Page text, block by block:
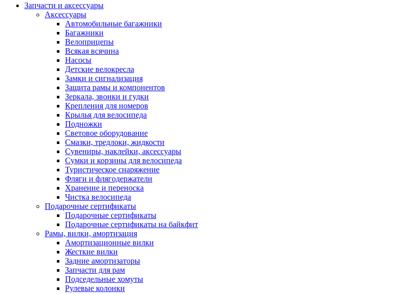
Запчасти и аксессуары
Аксессуары
Автомобильные багажники
Багажники
Велоприцепы
Всякая всячина
Насосы
Детские велокресла
Замки и сигнализация
Защита рамы и компонентов
Зеркала, звонки и гудки
Крепления для номеров
Крылья для велосипеда
Подножки
Световое оборудование
Смазки, тредлоки, жидкости
Сувениры, наклейки, аксессуары
Сумки и корзины для велосипеда
Туристическое снаряжение
Фляги и флягодержатели
Хранение и переноска
Чистка велосипеда
Подарочные сертификаты
Подарочные сертификаты
Подарочные сертификаты на байкфит
Рамы, вилки, амортизация
Амортизационные вилки
Жесткие вилки
Задние амортизаторы
Запчасти для рам
Подседельные хомуты
Рулевые колонки